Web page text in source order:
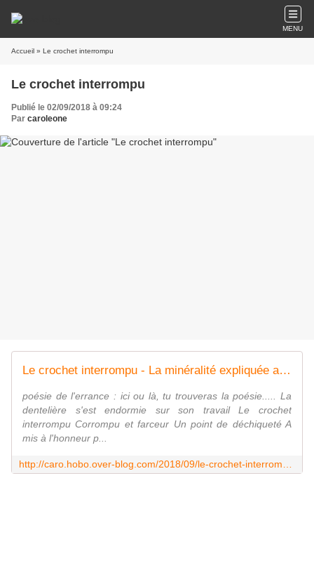
MENU
Accueil » Le crochet interrompu
Le crochet interrompu
Publié le 02/09/2018 à 09:24
Par caroleone
Le crochet interrompu - La minéralité expliquée aux cailloux
poésie de l'errance : ici ou là, tu trouveras la poésie..... La
dentelière s'est endormie sur son travail Le crochet
interrompu Corrompu et farceur Un point de déchiqueté A
mis à l'honneur p...